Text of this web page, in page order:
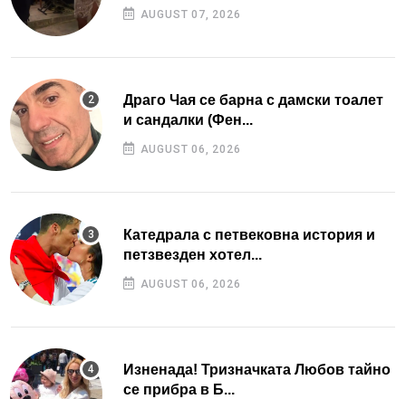
AUGUST 07, 2026
Драго Чая се барна с дамски тоалет
и сандалки (Фен...
AUGUST 06, 2026
Катедрала с петвековна история и
петзвезден хотел...
AUGUST 06, 2026
Изненада! Тризначката Любов тайно
се прибра в Б...